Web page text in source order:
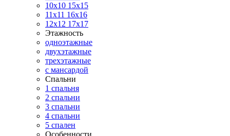
10х10 15х15
11x11 16х16
12х12 17х17
Этажность
одноэтажные
двухэтажные
трехэтажные
с мансардой
Спальни
1 спальня
2 спальни
3 спальни
4 спальни
5 спален
Особенности